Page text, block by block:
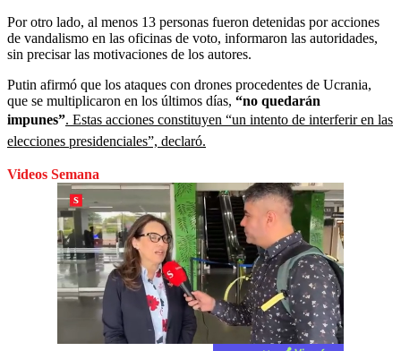
Por otro lado, al menos 13 personas fueron detenidas por acciones
de vandalismo en las oficinas de voto, informaron las autoridades,
sin precisar las motivaciones de los autores.
Putin afirmó que los ataques con drones procedentes de Ucrania,
que se multiplicaron en los últimos días, “no quedarán
impunes”. Estas acciones constituyen “un intento de interferir en las
elecciones presidenciales”, declaró.
Videos Semana